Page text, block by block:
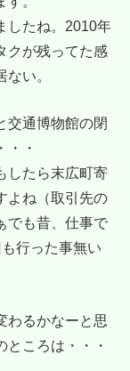
したね。2010年
クが残ってた感
い。
交通博物館の閉
・・
したら末広町寄
よね（取引先の
でも昔、仕事で
行った事無い
わるかなーと思
ところは・・・